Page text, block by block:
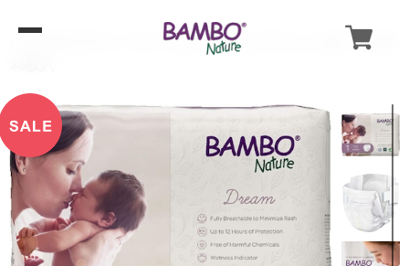
バンボネイチャー ドリーム テープタイプ ニューボーン 1号